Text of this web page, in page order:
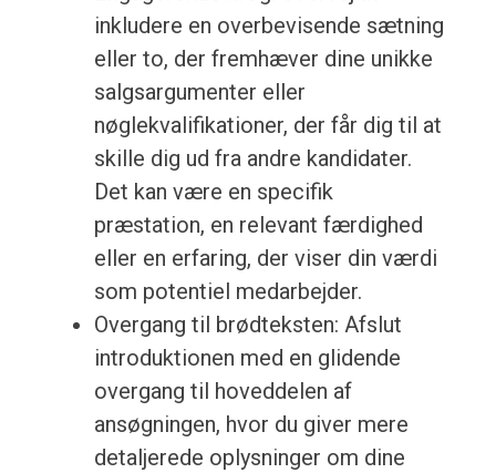
inkludere en overbevisende sætning
eller to, der fremhæver dine unikke
salgsargumenter eller
nøglekvalifikationer, der får dig til at
skille dig ud fra andre kandidater.
Det kan være en specifik
præstation, en relevant færdighed
eller en erfaring, der viser din værdi
som potentiel medarbejder.
Overgang til brødteksten: Afslut
introduktionen med en glidende
overgang til hoveddelen af
ansøgningen, hvor du giver mere
detaljerede oplysninger om dine